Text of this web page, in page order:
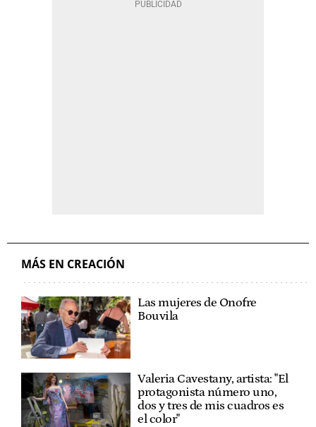
MÁS EN CREACIÓN
Las mujeres de Onofre
Bouvila
Valeria Cavestany, artista: "El
protagonista número uno,
dos y tres de mis cuadros es
el color"